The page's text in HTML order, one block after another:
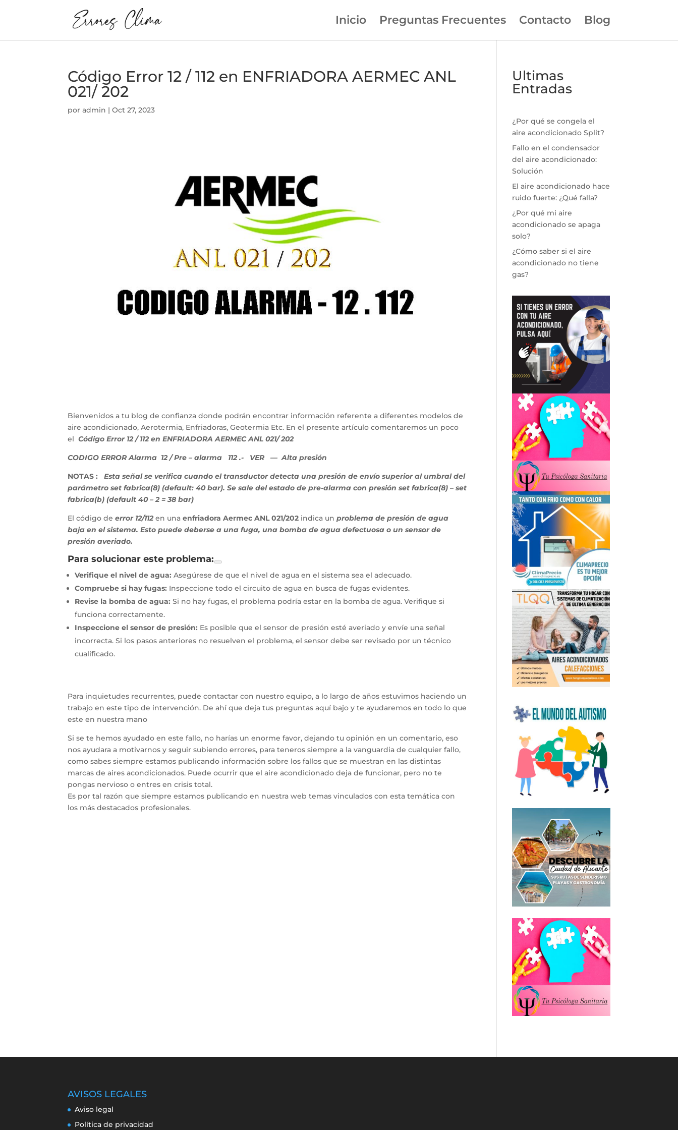
Inicio Preguntas Frecuentes Contacto Blog
Código Error 12 / 112 en ENFRIADORA AERMEC ANL
021/ 202
poradmin |Oct 27, 2023
Bienvenidos a tu blog de confianza donde podrán encontrar información referente a diferentes modelos de
aire acondicionado, Aerotermia, Enfriadoras, Geotermia Etc. En el presente artículo comentaremos un poco
el Código Error 12 / 112 en ENFRIADORA AERMEC ANL 021/ 202
CODIGO ERROR Alarma 12 / Pre – alarma 112 .- VER — Alta presión
NOTAS :Esta señal se verifica cuando el transductor detecta una presión de envío superior al umbral del
parámetro set fabrica(8) (default: 40 bar). Se sale del estado de pre-alarma con presión set fabrica(8) – set
fabrica(b) (default 40 – 2 = 38 bar)
El código deerror 12/112en unaenfriadora Aermec ANL 021/202 indica un problema de presión de agua
baja en el sistema. Esto puede deberse a una fuga, una bomba de agua defectuosa o un sensor de
presión averiado.
Para solucionar este problema:
Verifique el nivel de agua: Asegúrese de que el nivel de agua en el sistema sea el adecuado.
Compruebe si hay fugas: Inspeccione todo el circuito de agua en busca de fugas evidentes.
Revise la bomba de agua: Si no hay fugas, el problema podría estar en la bomba de agua. Verifique si
funciona correctamente.
Inspeccione el sensor de presión: Es posible que el sensor de presión esté averiado y envíe una señal
incorrecta. Si los pasos anteriores no resuelven el problema, el sensor debe ser revisado por un técnico
cualificado.
Para inquietudes recurrentes, puede contactar con nuestro equipo, a lo largo de años estuvimos haciendo un
trabajo en este tipo de intervención. De ahí que deja tus preguntas aquí bajo y te ayudaremos en todo lo que
este en nuestra mano
Si se te hemos ayudado en este fallo, no harías un enorme favor, dejando tu opinión en un comentario, eso
nos ayudara a motivarnos y seguir subiendo errores, para teneros siempre a la vanguardia de cualquier fallo,
como sabes siempre estamos publicando información sobre los fallos que se muestran en las distintas
marcas de aires acondicionados. Puede ocurrir que el aire acondicionado deja de funcionar, pero no te
pongas nervioso o entres en crisis total.
Es por tal razón que siempre estamos publicando en nuestra web temas vinculados con esta temática con
los más destacados profesionales.
Ultimas
Entradas
¿Por qué se congela el
aire acondicionado Split?
Fallo en el condensador
del aire acondicionado:
Solución
El aire acondicionado hace
ruido fuerte: ¿Qué falla?
¿Por qué mi aire
acondicionado se apaga
solo?
¿Cómo saber si el aire
acondicionado no tiene
gas?
AVISOS LEGALES
Aviso legal
Política de privacidad